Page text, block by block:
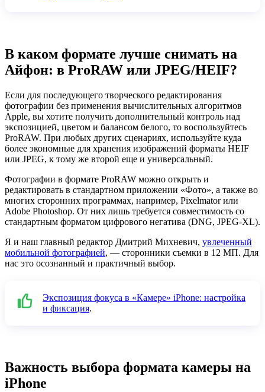
В каком формате лучше снимать на
Айфон: в ProRAW или JPEG/HEIF?
Если для последующего творческого редактирования
фотографии без применения вычислительных алгоритмов
Apple, вы хотите получить дополнительный контроль над
экспозицией, цветом и балансом белого, то воспользуйтесь
ProRAW. При любых других сценариях, используйте куда
более экономные для хранения изображений форматы HEIF
или JPEG, к тому же второй еще и универсальный.
Фотографии в формате ProRAW можно открыть и
редактировать в стандартном приложении «Фото», а также во
многих сторонних программах, например, Pixelmator или
Adobe Photoshop. От них лишь требуется совместимость со
стандартным форматом цифрового негатива (DNG, JPEG-XL).
Я и наш главный редактор Дмитрий Михневич, увлеченный
мобильной фотографией, — сторонники съемки в 12 МП. Для
нас это осознанный и практичный выбор.
Экспозиция фокуса в «Камере» iPhone: настройка
и фиксация.
Важность выбора формата камеры на
iPhone